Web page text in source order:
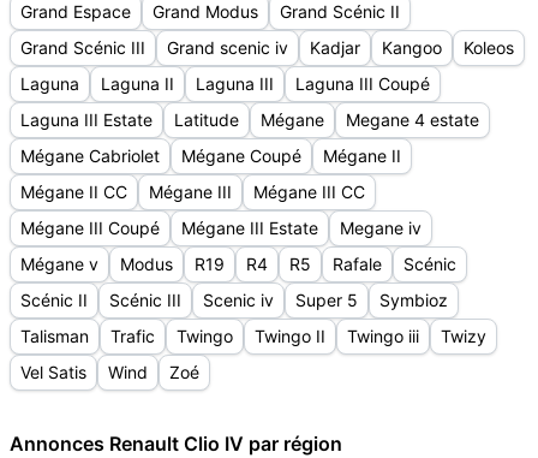
Grand Espace
Grand Modus
Grand Scénic II
Grand Scénic III
Grand scenic iv Kadjar Kangoo
Koleos
Laguna
Laguna II Laguna III
Laguna III Coupé
Laguna III Estate
Latitude Mégane
Megane 4 estate
Mégane Cabriolet
Mégane Coupé
Mégane II
Mégane II CC
Mégane III
Mégane III CC
Mégane III Coupé
Mégane III Estate
Megane iv
Mégane v
Modus R19 R4 R5 Rafale
Scénic
Scénic II
Scénic III Scenic iv Super 5
Symbioz
Talisman
Trafic Twingo Twingo II Twingo iii
Twizy
Vel Satis
Wind Zoé
Annonces Renault Clio IV par région